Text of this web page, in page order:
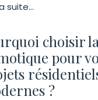
suite...
choisir
pour
?